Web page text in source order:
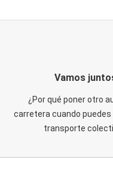
Vamos
¿Por qué poner otro
carretera cuando puedes
transporte